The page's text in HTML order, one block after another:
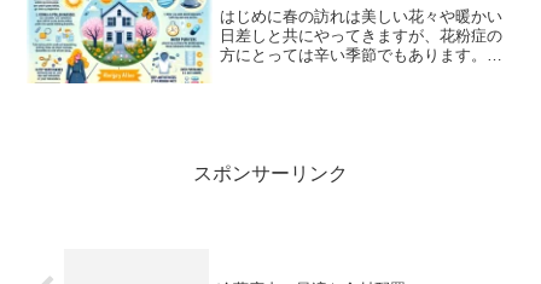
はじめに春の訪れは美しい花々や暖かい
日差しと共にやってきますが、花粉症の
方にとっては辛い季節でもあります。本
スポンサーリンク